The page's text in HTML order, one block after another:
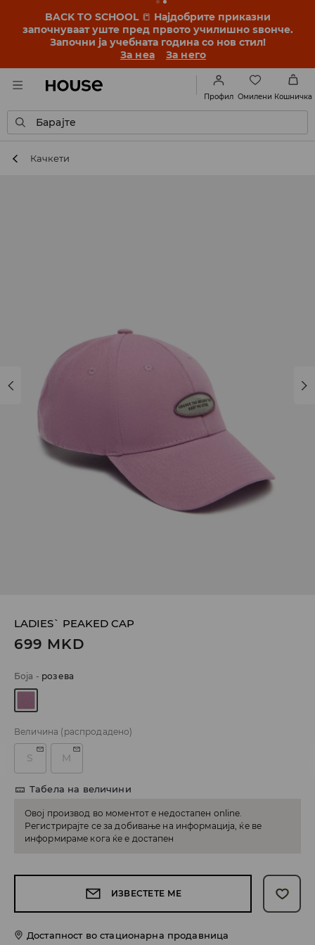
BACK TO SCHOOL 📒 Најдобрите приказни
започнуваат уште пред првото училишно ѕвонче.
Започни ја учебната година со нов стил!
За неа
За него
Профил Омилени Кошничка
Барајте
Качкети
LADIES` PEAKED CAP
699 MKD
Боја - розева
Величина (распродадено)
S M
Табела на величини
Овој производ во моментот е недостапен online.
Регистрирајте се за добивање на информација, ќе ве
информираме кога ќе е достапен
ИЗВЕСТЕТЕ МЕ
Достапност во стационарна продавница